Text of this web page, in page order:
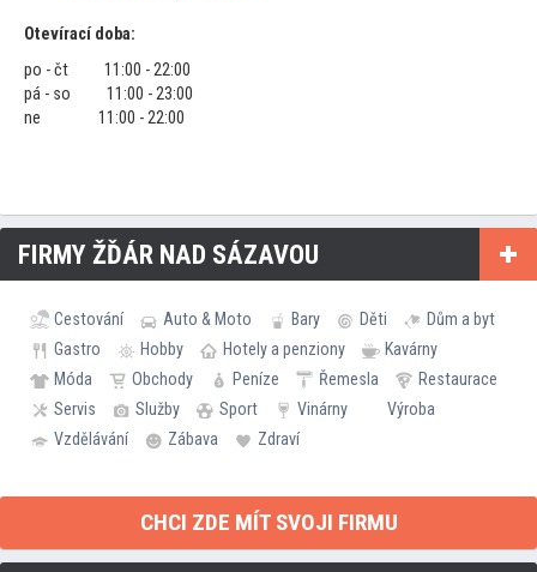
Otevírací doba:
po - čt 11:00 - 22:00
pá - so 11:00 - 23:00
ne 11:00 - 22:00
FIRMY ŽĎÁR NAD SÁZAVOU
Cestování Auto & Moto Bary Děti
Dům a byt
Gastro
Hobby Hotely a penziony
Kavárny
Móda
Obchody Peníze Řemesla
Restaurace
Servis
Služby Sport Vinárny
Výroba
Vzdělávání
Zábava Zdraví
CHCI ZDE MÍT SVOJI FIRMU